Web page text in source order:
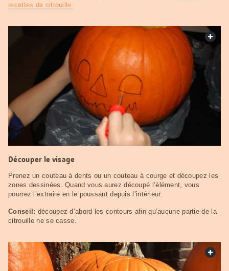
recettes de citrouille.
Découper le visage
Prenez un couteau à dents ou un couteau à courge et découpez les
zones dessinées. Quand vous aurez découpé l’élément, vous
pourrez l’extraire en le poussant depuis l’intérieur.
Conseil: découpez d’abord les contours afin qu’aucune partie de la
citrouille ne se casse.